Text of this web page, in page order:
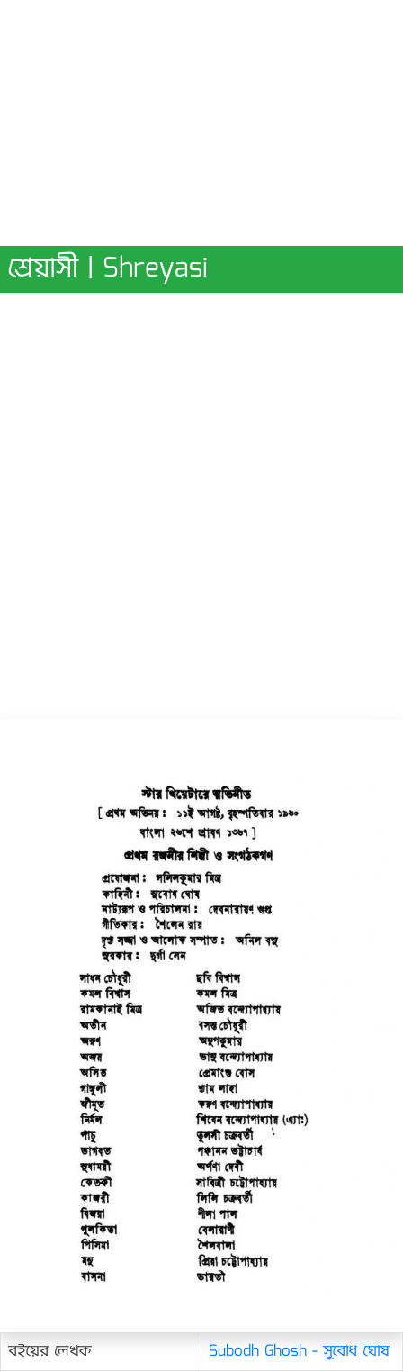
শ্রেয়াসী | Shreyasi
বইয়ের লেখক
Subodh Ghosh - সুবোধ ঘোষ